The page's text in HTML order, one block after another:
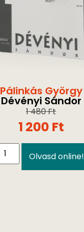
Pálinkás György
Dévényi Sándor
1 480Ft
1 200 Ft
Olvasd online!